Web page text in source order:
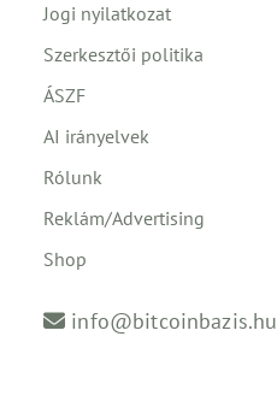
Jogi nyilatkozat
Szerkesztői politika
ÁSZF
AI irányelvek
Rólunk
Reklám/Advertising
Shop
info@bitcoinbazis.hu